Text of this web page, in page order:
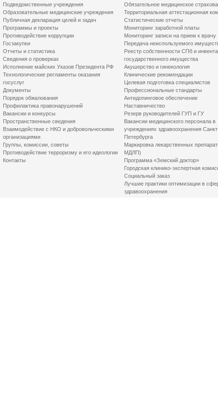
Подведомственные учреждения
Образовательные медицинские учреждения
Публичная декларация целей и задач
Программы и проекты
Противодействие коррупции
Госзакупки
Отчеты и статистика
Сведения о проверках
Исполнение майских Указов Президента РФ
Технологические регламенты оказания
госуслуг
Документы
Порядок обжалования
Профилактика правонарушений
Вакансии и конкурсы
Пространственные сведения
Взаимодействие с НКО и добровольческими
организациями
Группы, комиссии, советы
Противодействие терроризму и его идеологии
Контакты
Обязательное медицинское
Территориальная аттестационная
Статистические отчеты
Мониторинг заработной платы
Мониторинг записи на прием к врачу
Передача неиспользуемого
Реестр собственности СПб и
государственного имущества
Акушерство и гинекология
Клинические рекомендации
Целевая подготовка специалистов
Профессиональные стандарты
Антидопинговое обеспечение
Наставничество
Резерв руководителей ГУП и ГУ
Вакансии медицинского персонала в
учреждениях здравоохранения
Петербурга
Маркировка лекарственных
МДЛП)
Программа «Земский доктор»
Городская клинико-экспертная
Социальный заказ
Лучшие практики оптимизации в
здравоохранения